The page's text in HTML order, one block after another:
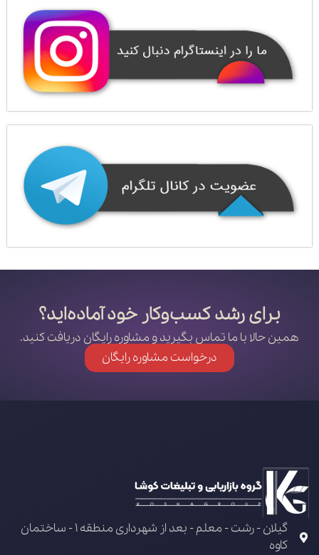
برای رشد کسب‌وکار خود آماده‌اید؟
همین حالا با ما تماس بگیرید و مشاوره رایگان دریافت کنید.
درخواست مشاوره رایگان
گیلان - رشت - معلم - بعد از شهرداری منطقه 1 - ساختمان
کاوه